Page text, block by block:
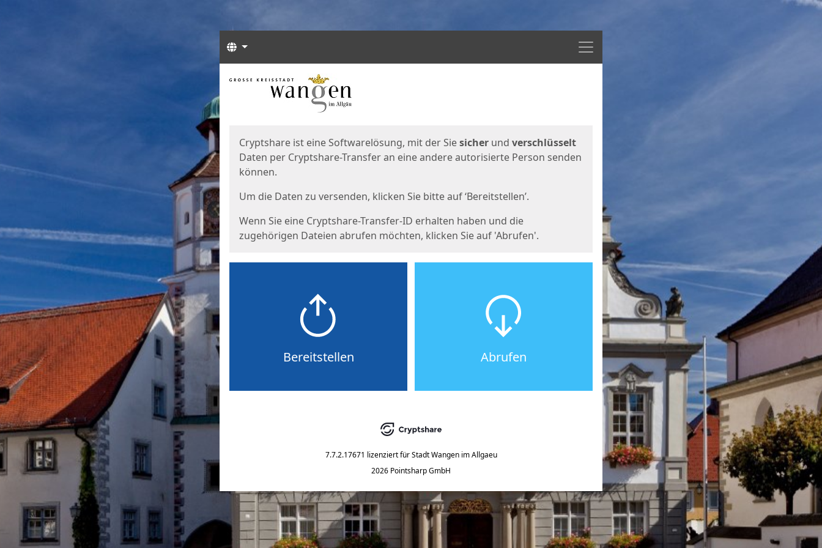
Menü
Sprachen
Start
Cryptshare ist eine Softwarelösung, mit der Siesicher und verschlüsselt
Daten per Cryptshare-Transfer an eine andere autorisierte Person senden
können.
Um die Daten zu versenden, klicken Sie bitte auf ‘Bereitstellen’.
Wenn Sie eine Cryptshare-Transfer-ID erhalten haben und die
zugehörigen Dateien abrufen möchten, klicken Sie auf 'Abrufen'.
Bereitstellen Abrufen
7.7.2.17671 lizenziert für Stadt Wangen im Allgaeu
2026 Pointsharp GmbH